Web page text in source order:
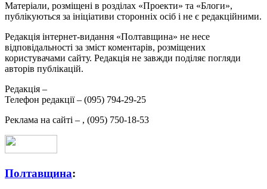
Матеріали, розміщені в розділах «Проекти» та «Блоги»,
публікуються за ініціативи сторонніх осіб і не є редакційними.
Редакція інтернет-видання «Полтавщина» не несе
відповідальності за зміст коментарів, розміщених
користувачами сайту. Редакція не завжди поділяє погляди
авторів публікацій.
Редакція –
Телефон редакції – (095) 794-29-25
Реклама на сайті – , (095) 750-18-53
Полтавщина: